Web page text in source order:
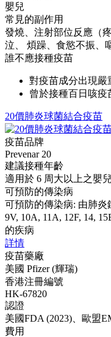
嬰兒
常見的副作用
發燒、注射部位反應（
泣、 煩躁、食慾不振、
誰不應接種疫苗
對疫苗成分出現嚴
曾於接種百日咳疫
20價肺炎球菌結合疫苗
疫苗品牌
Prevenar 20
建議接種年齡
適用於 6 周大以上之嬰兒
可預防的傳染病
可預防的傳染病: 由肺炎
9V, 10A, 11A, 12F, 14,
的疾病
詳情
疫苗藥廠
美國 Pfizer (輝瑞)
香港注冊編號
HK-67820
認證
美國FDA (2023)、歐盟
費用